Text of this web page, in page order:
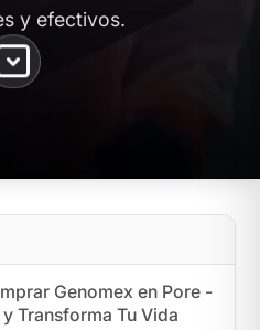
y efectivos.
Genomex en Pore -
Transforma Tu Vida